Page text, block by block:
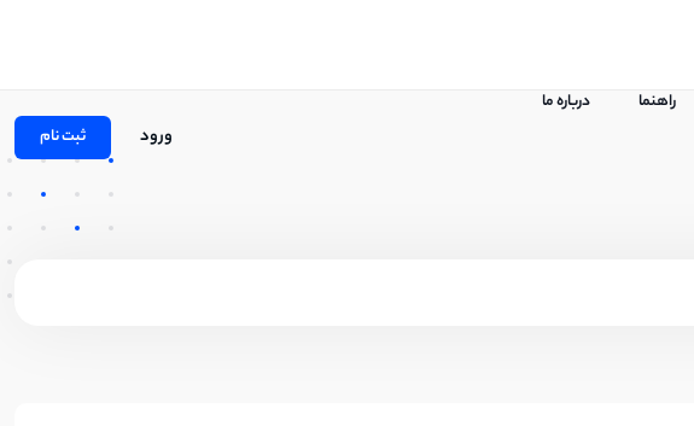
راهنما درباره ما
ورود ثبت نام